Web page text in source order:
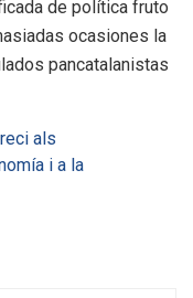
de política fruto
ocasiones la
pancatalanistas
als
i a la